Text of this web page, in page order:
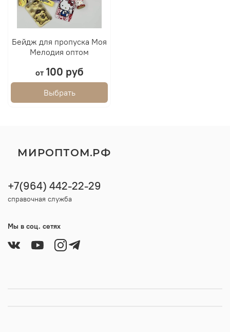
Бейдж для пропуска Моя
Мелодия оптом
от 100 руб
Выбрать
МИРОПТОМ.РФ
+7(964) 442-22-29
справочная служба
Мы в соц. сетях